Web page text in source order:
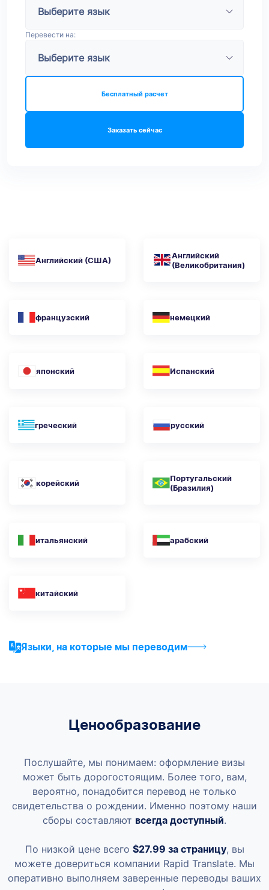
Перевести на:
Заказать сейчас
Бесплатный расчет
Английский (США)
Английский
(Великобритания)
французский немецкий
японский Испанский
греческий русский
корейский
Португальский
(Бразилия)
итальянский арабский
китайский
Языки, на которые мы переводим
Ценообразование
Послушайте, мы понимаем: оформление визы
может быть дорогостоящим. Более того, вам,
вероятно, понадобится перевод не только
свидетельства о рождении. Именно поэтому наши
сборы составляют всегда доступный.
По низкой цене всего $27.99 за страницу, вы
можете довериться компании Rapid Translate. Мы
оперативно выполняем заверенные переводы ваших